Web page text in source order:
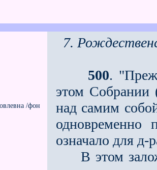
/фон
7.
500.
этом Собрании
над самим
одновременно
означало для
В этом